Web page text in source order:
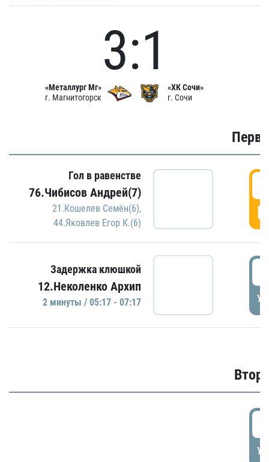
«Металлург Мг»
г. Магнитогорск
3:1
«ХК Сочи»
г. Сочи
Гол в равенстве
76.Чибисов Андрей(7)
21.Кошелев Семён(6),
44.Яковлев Егор К.(6)
Задержка клюшкой
12.Неколенко Архип
2 минуты / 05:17 - 07:17